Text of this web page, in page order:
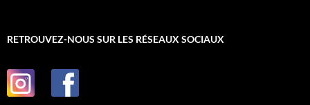
RETROUVEZ-NOUS SUR LES RÉSEAUX SOCIAUX